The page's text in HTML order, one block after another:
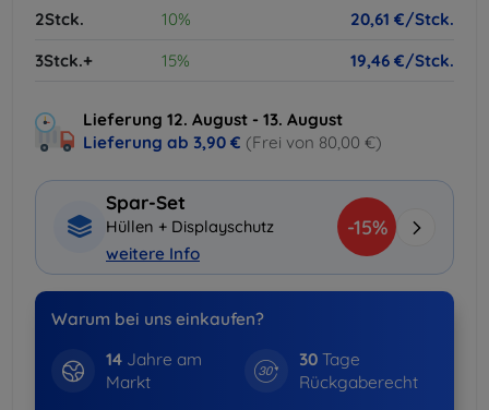
2Stck. 10%
20,61 €/Stck.
3Stck.+
15% 19,46 €/Stck.
Lieferung 12. August - 13. August
Lieferung ab 3,90 € (Frei von 80,00 €)
Spar-Set
Hüllen + Displayschutz
weitere Info
-15%
Warum bei uns einkaufen?
14Jahre am
Markt
30 Tage
Rückgaberecht